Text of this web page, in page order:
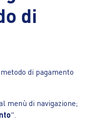
di
di pagamento
menù di navigazione;
".